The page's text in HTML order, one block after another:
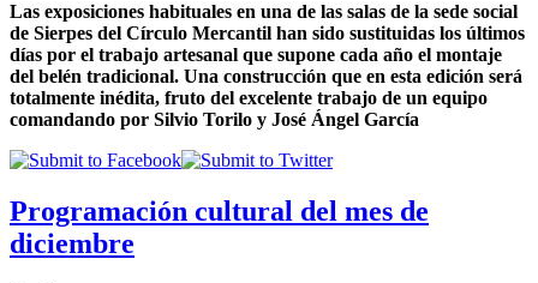
Las exposiciones habituales en una de las salas de la sede social
de Sierpes del Círculo Mercantil han sido sustituidas los últimos
días por el trabajo artesanal que supone cada año el montaje
del belén tradicional. Una construcción que en esta edición será
totalmente inédita, fruto del excelente trabajo de un equipo
comandando por Silvio Torilo y José Ángel García
Programación cultural del mes de
diciembre